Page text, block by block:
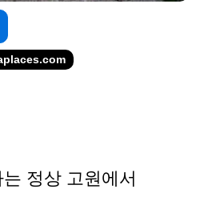
정상 고원에서